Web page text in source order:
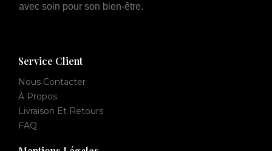
avec soin pour son bien-être.
Service Client
Nous Contacter
À Propos
Livraison Et Retours
FAQ